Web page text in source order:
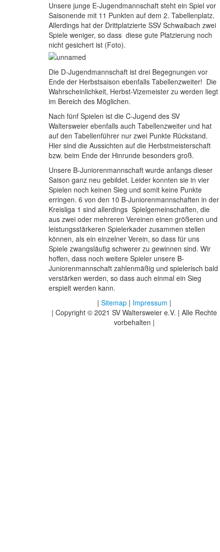
Unsere junge E-Jugendmannschaft steht ein Spiel vor
Saisonende mit 11 Punkten auf dem 2. Tabellenplatz.
Allerdings hat der Drittplatzierte SSV Schwaibach zwei
Spiele weniger, so dass diese gute Platzierung noch
nicht gesichert ist (Foto).
Die D-Jugendmannschaft ist drei Begegnungen vor
Ende der Herbstsaison ebenfalls Tabellenzweiter! Die
Wahrscheinlichkeit, Herbst-Vizemeister zu werden liegt
im Bereich des Möglichen.
Nach fünf Spielen ist die C-Jugend des SV
Waltersweier ebenfalls auch Tabellenzweiter und hat
auf den Tabellenführer nur zwei Punkte Rückstand.
Hier sind die Aussichten auf die Herbstmeisterschaft
bzw. beim Ende der Hinrunde besonders groß.
Unsere B-Juniorenmannschaft wurde anfangs dieser
Saison ganz neu gebildet. Leider konnten sie in vier
Spielen noch keinen Sieg und somit keine Punkte
erringen. 6 von den 10 B-Juniorenmannschaften in der
Kreisliga 1 sind allerdings Spielgemeinschaften, die
aus zwei oder mehreren Vereinen einen größeren und
leistungsstärkeren Spielerkader zusammen stellen
können, als ein einzelner Verein, so dass für uns
Spiele zwangsläufig schwerer zu gewinnen sind. Wir
hoffen, dass noch weitere Spieler unsere B-
Juniorenmannschaft zahlenmäßig und spielerisch bald
verstärken werden, so dass auch einmal ein Sieg
erspielt werden kann.
| Sitemap | Impressum |
| Copyright © 2021 SV Waltersweier e.V. | Alle Rechte
vorbehalten |